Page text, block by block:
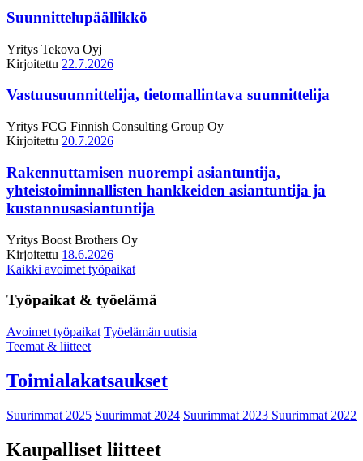
Suunnittelupäällikkö
Yritys Tekova Oyj
Kirjoitettu 22.7.2026
Vastuusuunnittelija, tietomallintava suunnittelija
Yritys FCG Finnish Consulting Group Oy
Kirjoitettu 20.7.2026
Rakennuttamisen nuorempi asiantuntija,
yhteistoiminnallisten hankkeiden asiantuntija ja
kustannusasiantuntija
Yritys Boost Brothers Oy
Kirjoitettu 18.6.2026
Kaikki avoimet työpaikat
Työpaikat & työelämä
Avoimet työpaikat Työelämän uutisia
Teemat & liitteet
Toimialakatsaukset
Suurimmat 2025 Suurimmat 2024 Suurimmat 2023 Suurimmat 2022
Kaupalliset liitteet